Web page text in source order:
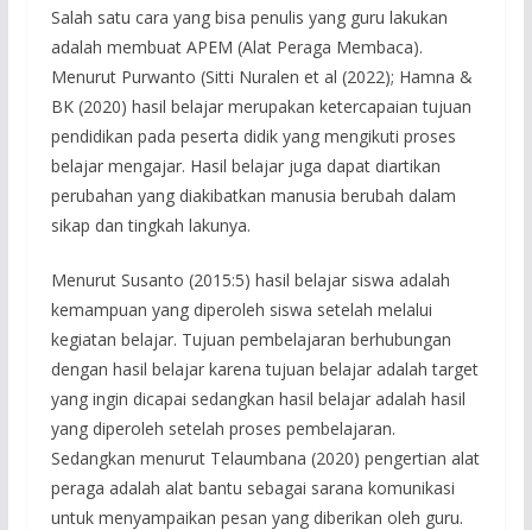
Salah satu cara yang bisa penulis yang guru lakukan
adalah membuat APEM (Alat Peraga Membaca).
Menurut Purwanto (Sitti Nuralen et al (2022); Hamna &
BK (2020) hasil belajar merupakan ketercapaian tujuan
pendidikan pada peserta didik yang mengikuti proses
belajar mengajar. Hasil belajar juga dapat diartikan
perubahan yang diakibatkan manusia berubah dalam
sikap dan tingkah lakunya.
Menurut Susanto (2015:5) hasil belajar siswa adalah
kemampuan yang diperoleh siswa setelah melalui
kegiatan belajar. Tujuan pembelajaran berhubungan
dengan hasil belajar karena tujuan belajar adalah target
yang ingin dicapai sedangkan hasil belajar adalah hasil
yang diperoleh setelah proses pembelajaran.
Sedangkan menurut Telaumbana (2020) pengertian alat
peraga adalah alat bantu sebagai sarana komunikasi
untuk menyampaikan pesan yang diberikan oleh guru.